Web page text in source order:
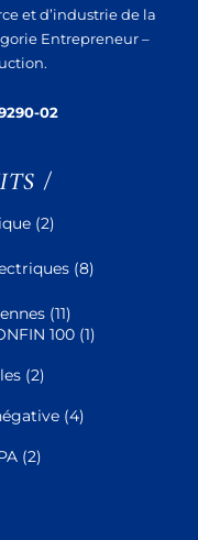
et d’industrie de la
Entrepreneur –
02
/
(2)
(8)
(11)
100 (1)
(2)
(4)
(2)